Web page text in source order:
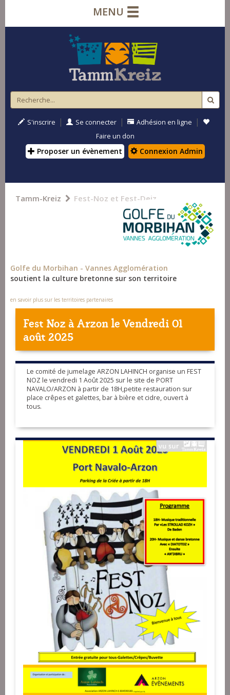
MENU
S'inscrire | Se connecter | Adhésion en ligne |
Faire un don
Proposer un évènement Connexion Admin
Tamm-Kreiz Fest-Noz et Fest-Deiz
Golfe du Morbihan - Vannes Agglomération
soutient la culture bretonne sur son territoire
en savoir plus sur les territoires partenaires
Fest Noz àArzonle Vendredi 01
août 2025
Le comité de jumelage ARZON LAHINCH organise un FEST
NOZ le vendredi 1 Août 2025 sur le site de PORT
NAVALO/ARZON à partir de 18H,petite restauration sur
place crêpes et galettes, bar à bière et cidre, ouvert à
tous.